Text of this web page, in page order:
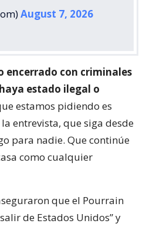
August 7, 2026
encerrado con criminales
estado ilegal o
estamos pidiendo es
entrevista, que siga desde
para nadie. Que continúe
como cualquier
que el Pourrain
de Estados Unidos” y